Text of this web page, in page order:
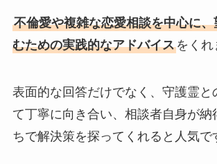
不倫愛や複雑な恋愛相談を中心に
むための実践的なアドバイスをくれ
表面的な回答だけでなく、守護霊と
て丁寧に向き合い、相談者自身が納
ちで解決策を探ってくれると人気で